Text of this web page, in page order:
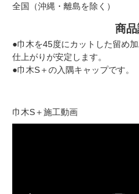
全国（沖縄・離島を除く）
商品
●巾木を45度にカットした留め
仕上がりが安定します。
●巾木S＋の入隅キャップです。
巾木S＋施工動画